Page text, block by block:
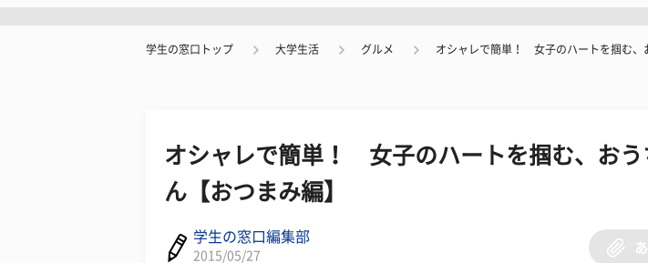
学生の窓口トップ 大学生活 グルメ オシャレで簡単！ 女子のハートを掴む、
オシャレで簡単！ 女子のハートを掴む、おう
ん【おつまみ編】
学生の窓口編集部
2015/05/27